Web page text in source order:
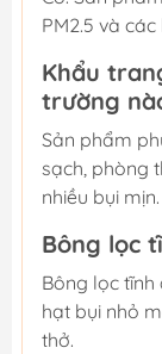
PM2.5 và
Khẩu
trường
Sản phẩm
sạch, phòng
nhiều bụi mịn.
Bông lọc
Bông lọc
hạt bụi nhỏ
thở.